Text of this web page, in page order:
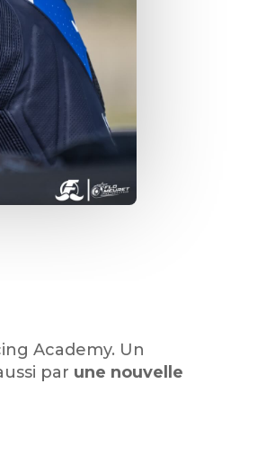
Academy. Un
par une nouvelle